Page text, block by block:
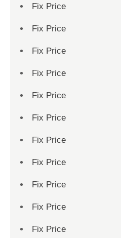
Fix Price
Fix Price
Fix Price
Fix Price
Fix Price
Fix Price
Fix Price
Fix Price
Fix Price
Fix Price
Fix Price